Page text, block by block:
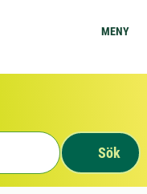
MENY
Sök